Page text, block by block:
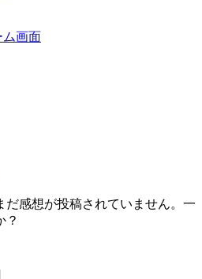
だ感想が投稿されていません。一
？